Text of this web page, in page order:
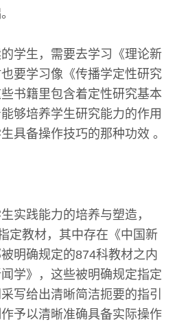
学生，需要去学习《理论新
要学习像《传播学定性研究
书籍里包含着定性研究基本
够培养学生研究能力的作用
具备操作技巧的那种功效 。
实践能力的培养与塑造，
定教材，其中存在《中国新
明确规定的874科教材之内
学》，这些被明确规定指定
写给出清晰简洁扼要的指引
予以清晰准确具备实际操作